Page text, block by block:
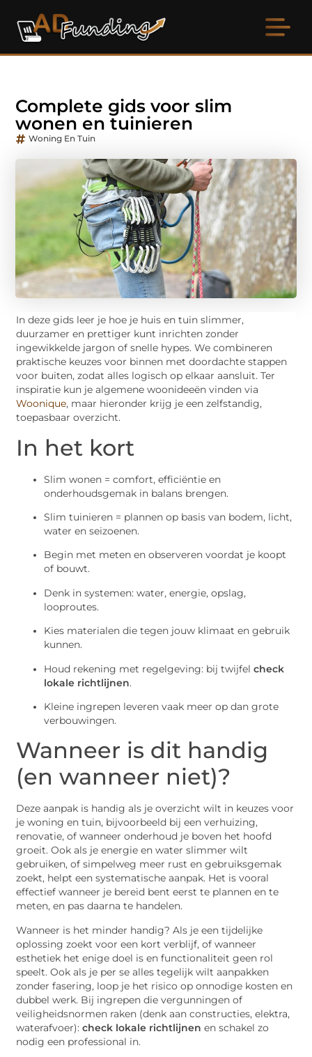
Complete gids voor slim
wonen en tuinieren
Woning En Tuin
In deze gids leer je hoe je huis en tuin slimmer,
duurzamer en prettiger kunt inrichten zonder
ingewikkelde jargon of snelle hypes. We combineren
praktische keuzes voor binnen met doordachte stappen
voor buiten, zodat alles logisch op elkaar aansluit. Ter
inspiratie kun je algemene woonideeën vinden via
Woonique, maar hieronder krijg je een zelfstandig,
toepasbaar overzicht.
In het kort
Slim wonen = comfort, efficiëntie en
onderhoudsgemak in balans brengen.
Slim tuinieren = plannen op basis van bodem, licht,
water en seizoenen.
Begin met meten en observeren voordat je koopt
of bouwt.
Denk in systemen: water, energie, opslag,
looproutes.
Kies materialen die tegen jouw klimaat en gebruik
kunnen.
Houd rekening met regelgeving: bij twijfelcheck
lokale richtlijnen.
Kleine ingrepen leveren vaak meer op dan grote
verbouwingen.
Wanneer is dit handig
(en wanneer niet)?
Deze aanpak is handig als je overzicht wilt in keuzes voor
je woning en tuin, bijvoorbeeld bij een verhuizing,
renovatie, of wanneer onderhoud je boven het hoofd
groeit. Ook als je energie en water slimmer wilt
gebruiken, of simpelweg meer rust en gebruiksgemak
zoekt, helpt een systematische aanpak. Het is vooral
effectief wanneer je bereid bent eerst te plannen en te
meten, en pas daarna te handelen.
Wanneer is het minder handig? Als je een tijdelijke
oplossing zoekt voor een kort verblijf, of wanneer
esthetiek het enige doel is en functionaliteit geen rol
speelt. Ook als je per se alles tegelijk wilt aanpakken
zonder fasering, loop je het risico op onnodige kosten en
dubbel werk. Bij ingrepen die vergunningen of
veiligheidsnormen raken (denk aan constructies, elektra,
waterafvoer):check lokale richtlijnen en schakel zo
nodig een professional in.